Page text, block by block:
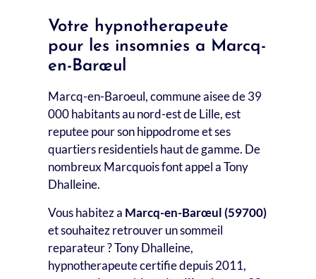
Votre hypnotherapeute
pour les insomnies a Marcq-
en-Barœul
Marcq-en-Baroeul, commune aisee de 39
000 habitants au nord-est de Lille, est
reputee pour son hippodrome et ses
quartiers residentiels haut de gamme. De
nombreux Marcquois font appel a Tony
Dhalleine.
Vous habitez a Marcq-en-Barœul (59700)
et souhaitez retrouver un sommeil
reparateur ? Tony Dhalleine,
hypnotherapeute certifie depuis 2011,